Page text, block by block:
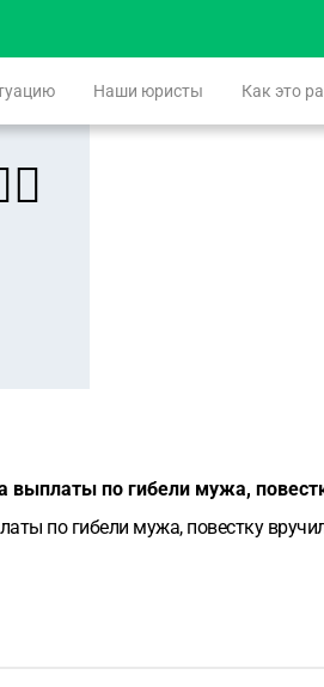
Наши юристы Как это
выплаты по гибели мужа,
по гибели мужа, повестку